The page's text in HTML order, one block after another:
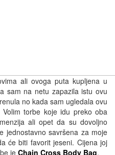
ali ovoga puta kupljena u
sam na netu zapazila istu ovu
no kada sam ugledala ovu
torbe koje idu preko oba
ali opet da su dovoljno
jednostavno savršena za moje
će biti favorit jeseni. Cijena joj
je Chain Cross Body Bag.